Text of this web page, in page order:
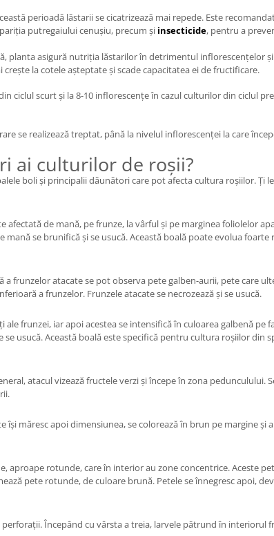
perioadă lăstarii se cicatrizează mai repede. Este
putregaiului cenușiu, precum și insecticide, pentru a
planta asigură nutriția lăstarilor în detrimentul inflorescențelor
la cotele așteptate și scade capacitatea ei de fructificare.
ciclul scurt și la 8-10 inflorescențe în cazul culturilor din ciclul
se realizează treptat, până la nivelul inflorescenței la care
ai culturilor de roșii?
boli și principalii dăunători care pot afecta cultura roșiilor. Ți
de mană, pe frunze, la vârful și pe marginea foliolelor
se brunifică și se usucă. Această boală poate evolua foarte
frunzelor atacate se pot observa pete galben-aurii, pete care
a frunzelor. Frunzele atacate se necrozează și se usucă.
frunzei, iar apoi acestea se intensifică în culoarea galbenă pe
usucă. Această boală este specifică pentru cultura roșiilor din
atacul vizează fructele verzi și începe în zona pedunculului.
măresc apoi dimensiunea, se colorează în brun pe margine și
rotunde, care în interior au zone concentrice. Aceste
pete rotunde, de culoare brună. Petele se înnegresc apoi,
Începând cu vârsta a treia, larvele pătrund în interiorul